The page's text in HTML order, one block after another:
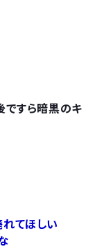
すら暗黒のキ
てほしい